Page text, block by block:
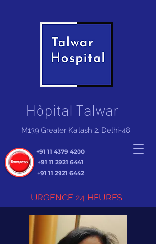
Hôpital Talwar
+91 11 4379 4200
+91 11 2921 6441
+91 11 2921 6442
URGENCE 24 HEURES
M139 Greater Kailash 2, Delhi-48